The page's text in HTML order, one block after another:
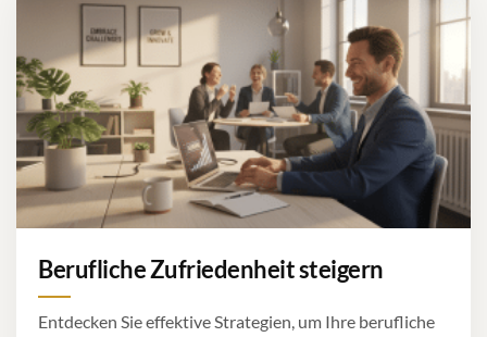
Berufliche Zufriedenheit steigern
Entdecken Sie effektive Strategien, um Ihre berufliche